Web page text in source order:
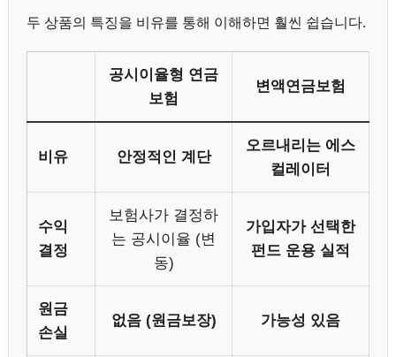
두 상품의 특징을 비유를 통해 이해하면 훨씬 쉽습니다.
공시이율형 연금
보험
변액연금보험
비유 안정적인 계단
오르내리는 에스
컬레이터
수익
결정
보험사가 결정하
는 공시이율 (변
동)
가입자가 선택한
펀드 운용 실적
원금
손실
없음 (원금보장) 가능성 있음